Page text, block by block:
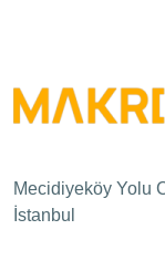
Mecidiyeköy Yolu
İstanbul